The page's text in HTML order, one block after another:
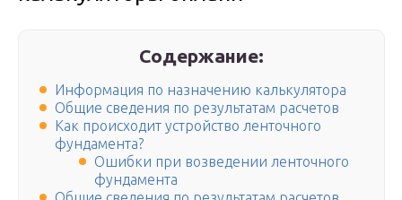
Содержание:
Информация по назначению калькулятора
Общие сведения по результатам расчетов
Как происходит устройство ленточного
фундамента?
Ошибки при возведении ленточного
фундамента